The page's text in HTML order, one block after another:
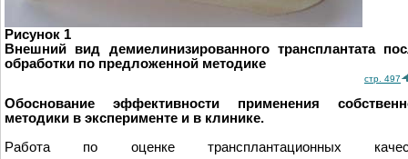
Рисунок 1
Внешний вид демиелинизированного трансплантата
обработки по предложенной методике
стр. 497
Обоснование эффективности применения
методики в эксперименте и в клинике.
Работа по оценке трансплантационных